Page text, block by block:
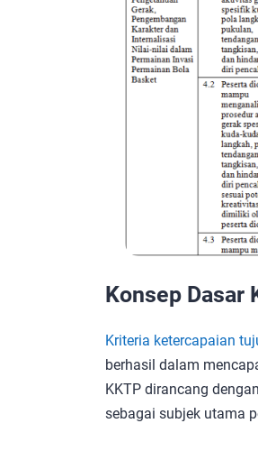
Konsep Dasar
Kriteria ketercapaian
berhasil dalam
KKTP dirancang
sebagai subjek utama